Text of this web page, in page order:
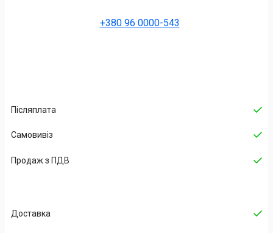
+380 96 0000-543
Післяплата
Самовивіз
Продаж з ПДВ
Доставка